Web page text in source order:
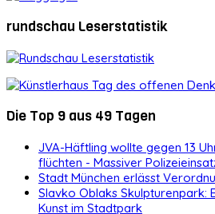
rundschau Leserstatistik
Die Top 9 aus 49 Tagen
JVA-Häftling wollte gegen 13
flüchten - Massiver
Stadt München erlässt
Slavko Oblaks Skulpturenpark:
Kunst im Stadtpark